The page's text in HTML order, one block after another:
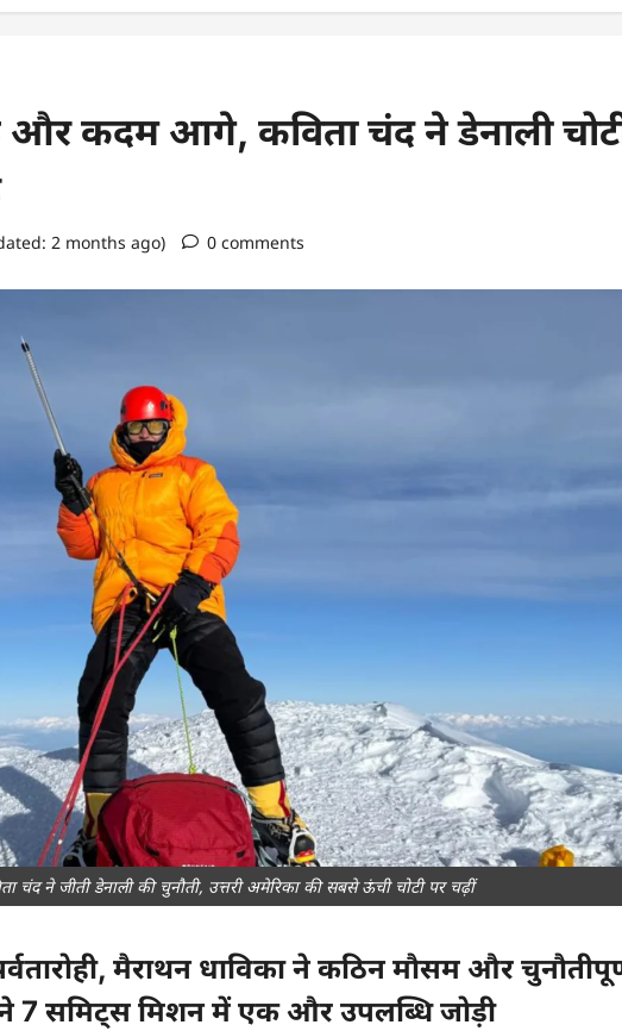
कदम आगे, कविता चंद ने डेनाली
2 months ago) 0 comments
चंद ने जीती डेनाली की चुनौती, उत्तरी अमेरिका की सबसे ऊंची चोटी पर चढ़ीं
मैराथन धाविका ने कठिन मौसम और
7 समिट्स मिशन में एक और उपलब्धि जोड़ी